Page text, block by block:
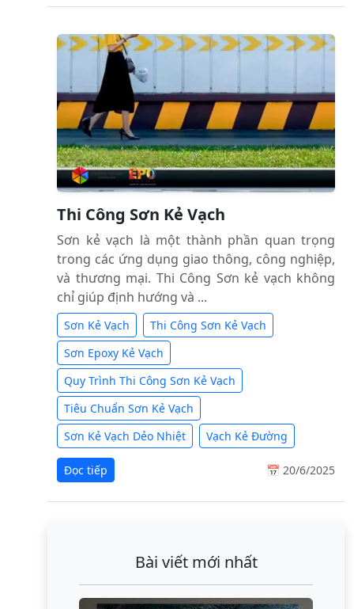
Thi Công Sơn Kẻ Vạch
Sơn kẻ vạch là một thành phần quan trọng
trong các ứng dụng giao thông, công nghiệp,
và thương mại. Thi Công Sơn kẻ vạch không
chỉ giúp định hướng và ...
Sơn Kẻ Vạch
Thi Công Sơn Kẻ Vạch
Sơn Epoxy Kẻ Vạch
Quy Trình Thi Công Sơn Kẻ Vạch
Tiêu Chuẩn Sơn Kẻ Vạch
Sơn Kẻ Vạch Dẻo Nhiệt
Vạch Kẻ Đường
Đọc tiếp 📅 20/6/2025
Bài viết mới nhất